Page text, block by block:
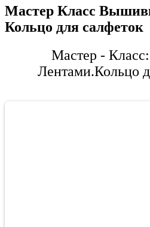
Мастер Класс
Кольцо для салфеток
Мастер -
Лентами.Кольцо